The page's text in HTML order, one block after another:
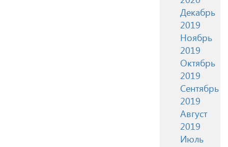
Декабрь
2019
Ноябрь
2019
Октябрь
2019
Сентябрь
2019
Август
2019
Июль